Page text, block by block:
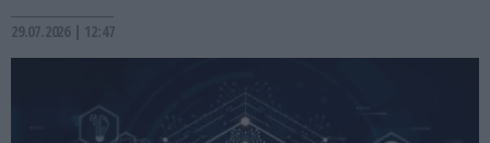
29.07.2026 | 12:47